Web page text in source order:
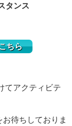
タンス
ちら
てアクティビテ
待ちしておりま